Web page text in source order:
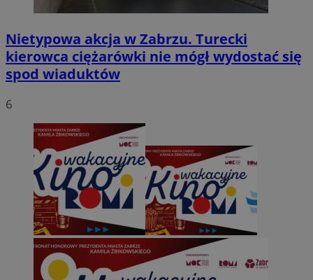
Nietypowa akcja w Zabrzu. Turecki
kierowca ciężarówki nie mógł wydostać się
spod wiaduktów
6